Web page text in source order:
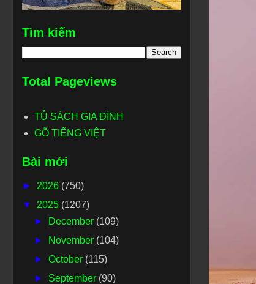
Tìm kiếm
Total Pageviews
TỦ SÁCH GIA ĐÌNH
GÕ TIẾNG VIỆT
Bài mới
► 2026 (750)
▼ 2025 (1207)
►
December (109)
►
November (104)
►October (115)
► September (90)